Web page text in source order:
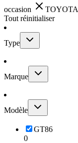
occasion
TOYOTA
Tout réinitialiser
Type
Marque
Modèle
GT86
0